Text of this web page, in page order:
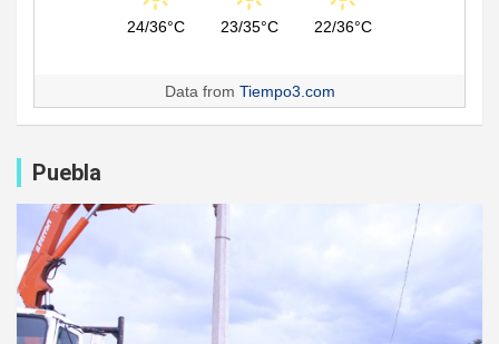
24/36°C 23/35°C 22/36°C
Data from Tiempo3.com
Puebla